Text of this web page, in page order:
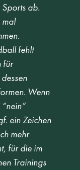
ab.
mal
fehlt
für
Wenn
ein Zeichen
mehr
für die im
Trainings